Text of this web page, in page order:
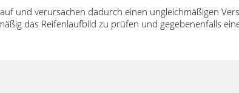
und verursachen dadurch einen ungleichmäßigen
das Reifenlaufbild zu prüfen und gegebenenfalls